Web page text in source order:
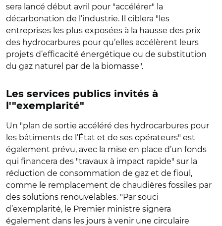
sera lancé début avril pour "accélérer" la
décarbonation de l’industrie. Il ciblera "les
entreprises les plus exposées à la hausse des prix
des hydrocarbures pour qu’elles accélèrent leurs
projets d’efficacité énergétique ou de substitution
du gaz naturel par de la biomasse".
Les services publics invités à
l'"exemplarité"
Un "plan de sortie accéléré des hydrocarbures pour
les bâtiments de l’État et de ses opérateurs" est
également prévu, avec la mise en place d’un fonds
qui financera des "travaux à impact rapide" sur la
réduction de consommation de gaz et de fioul,
comme le remplacement de chaudières fossiles par
des solutions renouvelables. "Par souci
d’exemplarité, le Premier ministre signera
également dans les jours à venir une circulaire